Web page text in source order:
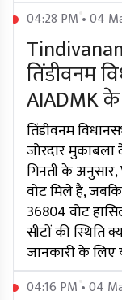
04:28 PM • 04
तिंडीवनम
AIADMK
तिंडीवनम
जोरदार
गिनती के अनुसार,
वोट मिले हैं,
36804 वोट
सीटों की स्थिति
जानकारी के लिए
04:16 PM • 04